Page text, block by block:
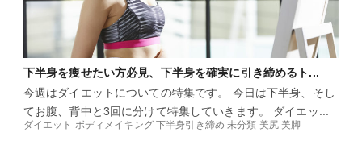
下半身を痩せたい方必見、下半身を確実に引き締めるト...
今週はダイエットについての特集です。 今日は下半身、そし
てお腹、背中と3回に分けて特集していきます。 ダイエッ...
ダイエット ボディメイキング 下半身引き締め 未分類 美尻 美脚